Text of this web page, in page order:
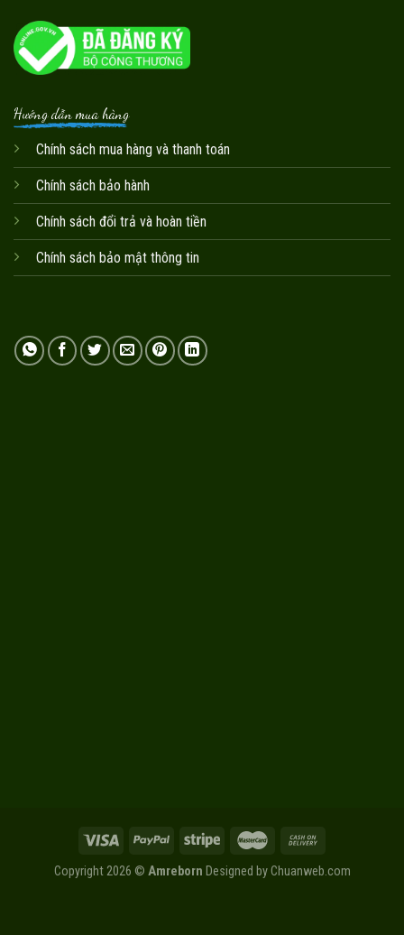
Hướng dẫn mua hàng
Chính sách mua hàng và thanh toán
Chính sách bảo hành
Chính sách đổi trả và hoàn tiền
Chính sách bảo mật thông tin
Copyright 2026 © Amreborn Designed byChuanweb.com